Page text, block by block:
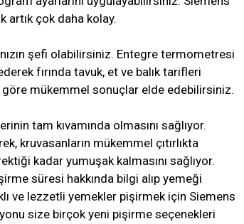
artık çok daha kolay.
şefi olabilirsiniz. Entegre termometresi
fırında tavuk, et ve balık tarifleri
mükemmel sonuçlar elde edebilirsiniz.
tam kıvamında olmasını sağlıyor.
kruvasanların mükemmel çıtırlıkta
kadar yumuşak kalmasını sağlıyor.
süresi hakkında bilgi alıp yemeği
ve lezzetli yemekler pişirmek için Siemens
size birçok yeni pişirme seçenekleri